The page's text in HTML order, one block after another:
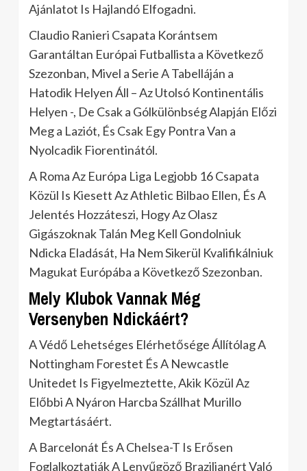
Ajánlatot Is Hajlandó Elfogadni.
Claudio Ranieri Csapata Korántsem
Garantáltan Európai Futballista a Következő
Szezonban, Mivel a Serie A Tabelláján a
Hatodik Helyen Áll – Az Utolsó Kontinentális
Helyen -, De Csak a Gólkülönbség Alapján Előzi
Meg a Laziót, És Csak Egy Pontra Van a
Nyolcadik Fiorentinától.
A Roma Az Európa Liga Legjobb 16 Csapata
Közül Is Kiesett Az Athletic Bilbao Ellen, És A
Jelentés Hozzáteszi, Hogy Az Olasz
Gigászoknak Talán Meg Kell Gondolniuk
Ndicka Eladását, Ha Nem Sikerül Kvalifikálniuk
Magukat Európába a Következő Szezonban.
Mely Klubok Vannak Még
Versenyben Ndickáért?
A Védő Lehetséges Elérhetősége Állítólag A
Nottingham Forestet És A Newcastle
Unitedet Is Figyelmeztette, Akik Közül Az
Előbbi A Nyáron Harcba Szállhat Murillo
Megtartásáért.
A Barcelonát És A Chelsea-T Is Erősen
Foglalkoztatják A Lenyűgöző Brazilianért Való